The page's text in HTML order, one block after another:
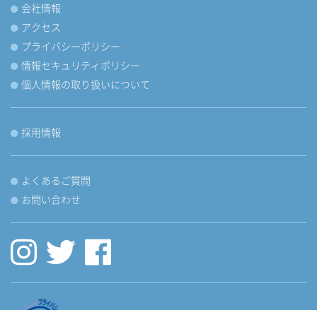
会社情報
アクセス
プライバシーポリシー
情報セキュリティポリシー
個人情報の取り扱いについて
採用情報
よくあるご質問
お問い合わせ